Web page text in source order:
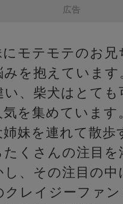
広告
モテモテのお兄
みを抱えています
い、柴犬はとても
を集めています
姉妹を連れて散歩
たくさんの注目を
し、その注目の中
クレイジーファ